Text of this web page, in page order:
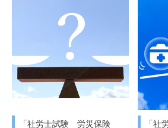
「社労士試験 労災保険
「社